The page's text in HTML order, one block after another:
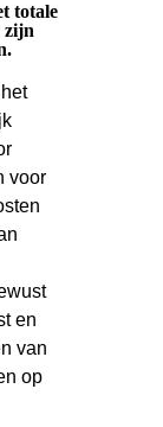
totale
zijn
voor
en
van
op